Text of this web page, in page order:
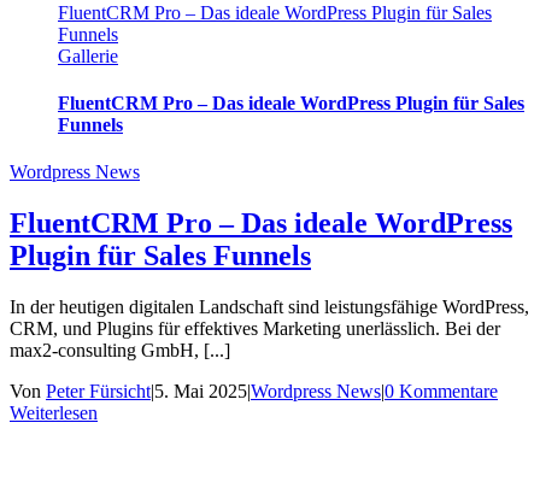
FluentCRM Pro – Das ideale WordPress Plugin für Sales
Funnels
Gallerie
FluentCRM Pro – Das ideale WordPress Plugin für Sales
Funnels
Wordpress News
FluentCRM Pro – Das ideale WordPress
Plugin für Sales Funnels
In der heutigen digitalen Landschaft sind leistungsfähige WordPress,
CRM, und Plugins für effektives Marketing unerlässlich. Bei der
max2-consulting GmbH, [...]
Von Peter Fürsicht|5. Mai 2025|Wordpress News|0 Kommentare
Weiterlesen